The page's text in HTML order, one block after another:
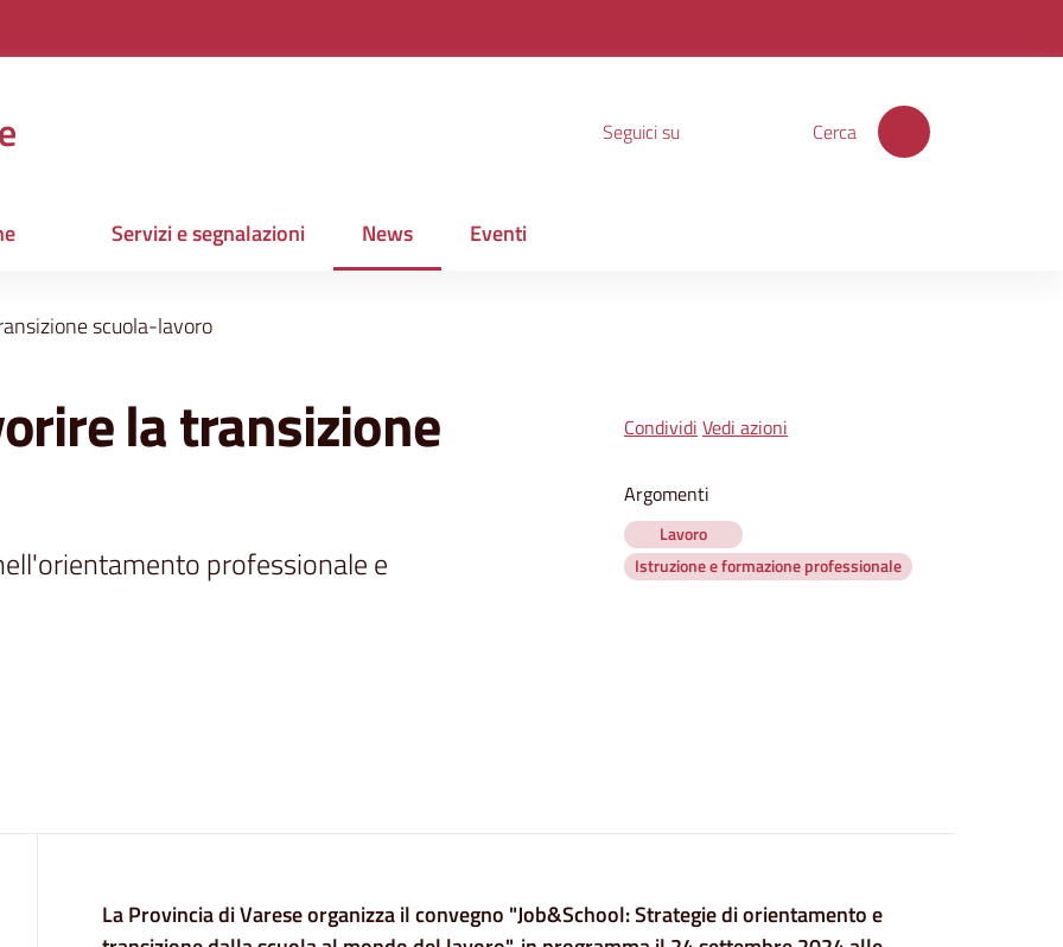
Seguici su Cerca
Servizi e segnalazioni News
Menu selezionato
Eventi
scuola-lavoro
la transizione
professionale e
Condividi Vedi azioni
Argomenti
Lavoro
Istruzione e formazione professionale
Contenuto
La Provincia di Varese organizza il convegno "Job&School: Strategie di orientamento e